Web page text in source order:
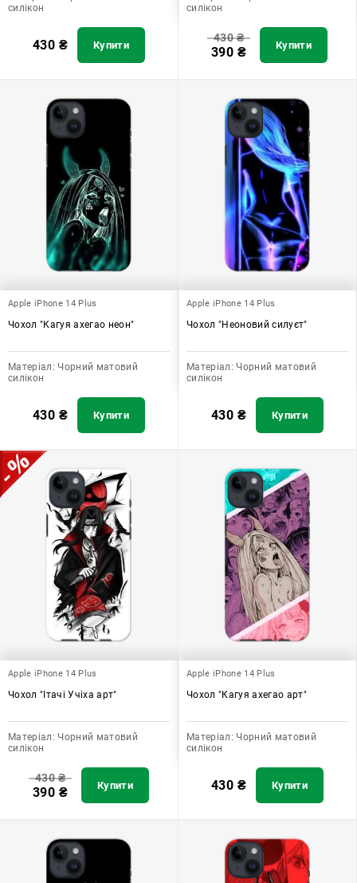
силікон
430 ₴ Купити
силікон
430₴
390 ₴ Купити
Apple iPhone 14 Plus
Чохол "Кагуя ахегао неон"
Матеріал: Чорний матовий
силікон
430 ₴ Купити
Apple iPhone 14 Plus
Чохол "Неоновий силуєт"
Матеріал: Чорний матовий
силікон
430 ₴ Купити
Apple iPhone 14 Plus
Чохол "Ітачі Учіха арт"
Матеріал: Чорний матовий
силікон
430₴
390 ₴ Купити
Apple iPhone 14 Plus
Чохол "Кагуя ахегао арт"
Матеріал: Чорний матовий
силікон
430 ₴ Купити